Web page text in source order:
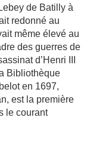
de Batilly à
redonné au
même élevé au
des guerres de
d’Henri III
Bibliothèque
en 1697,
est la première
le courant